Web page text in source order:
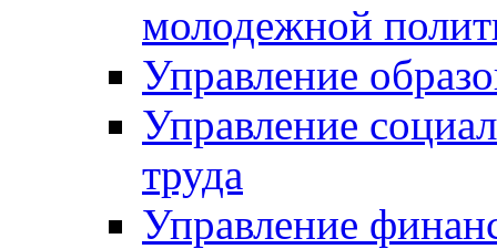
молодежной
Управление
Управление
труда
Управление